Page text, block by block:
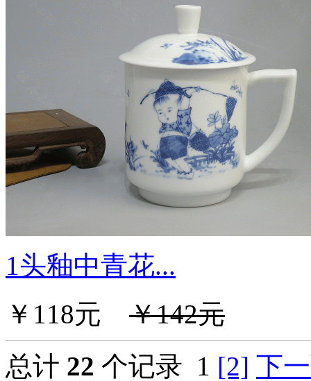
1头釉中青花...
￥118元
￥142元
总计 22 个记录 1 [2] 下